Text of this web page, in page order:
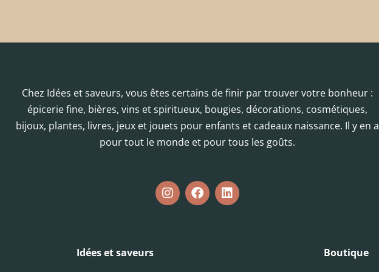
Chez Idées et saveurs, vous êtes certains de finir par trouver votre bonheur :
épicerie fine, bières, vins et spiritueux, bougies, décorations, cosmétiques,
bijoux, plantes, livres, jeux et jouets pour enfants et cadeaux naissance. Il y en a
pour tout le monde et pour tous les goûts.
Idées et saveurs
Boutique